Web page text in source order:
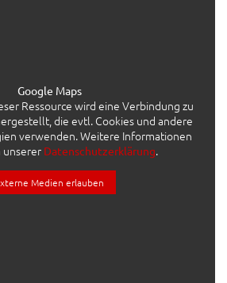
Google Maps
Ressource wird eine Verbindung zu
die evtl. Cookies und andere
verwenden. Weitere Informationen
unserer Datenschutzerklärung.
Medien erlauben